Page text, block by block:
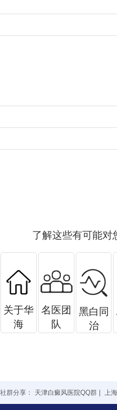
了解这些有可能对
关于华
海
名医团
队
黑白同
治
社群分享： 天津白癜风医院QQ群 上